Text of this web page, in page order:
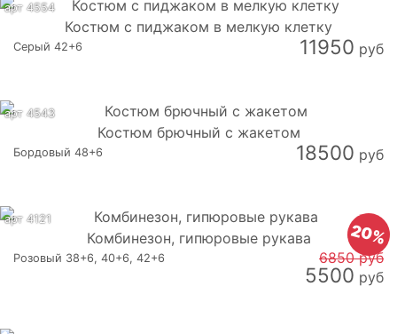
арт 4554
Костюм с пиджаком в мелкую клетку
Серый 42+6 11950 руб
арт 4543
Костюм брючный с жакетом
Бордовый 48+6 18500 руб
арт 4121
Комбинезон, гипюровые рукава 20%
Розовый 38+6, 40+6, 42+6 6850 руб
5500 руб